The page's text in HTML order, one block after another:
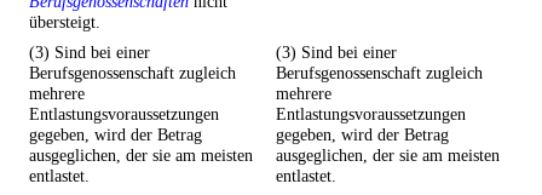
übersteigt.
(3) Sind bei einer
Berufsgenossenschaft zugleich
mehrere
Entlastungsvoraussetzungen
gegeben, wird der Betrag
ausgeglichen, der sie am meisten
entlastet.
(3) Sind bei einer
Berufsgenossenschaft zugleich
mehrere
Entlastungsvoraussetzungen
gegeben, wird der Betrag
ausgeglichen, der sie am meisten
entlastet.